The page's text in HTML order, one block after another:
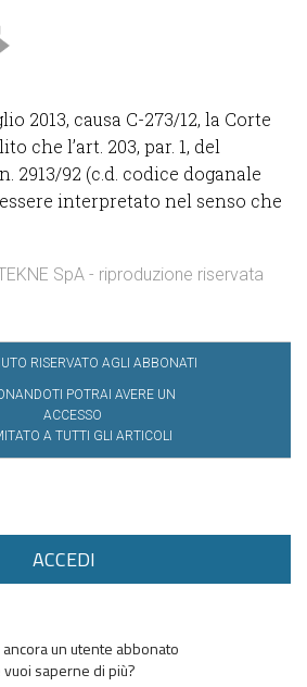
2013, causa C-273/12, la Corte
che l’art. 203, par. 1, del
2913/92 (c.d. codice doganale
interpretato nel senso che
SpA - riproduzione riservata
RISERVATO AGLI ABBONATI
POTRAI AVERE UN
ACCESSO
A TUTTI GLI ARTICOLI
ACCEDI
un utente abbonato
vuoi saperne di più?